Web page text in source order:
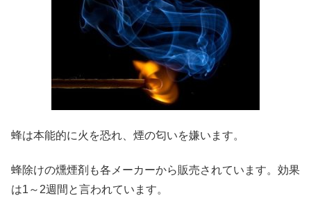
蜂は本能的に火を恐れ、 煙の匂いを嫌います。
蜂除けの燻煙剤も各メーカーから販売されています。効果
は1～2週間と言われています。